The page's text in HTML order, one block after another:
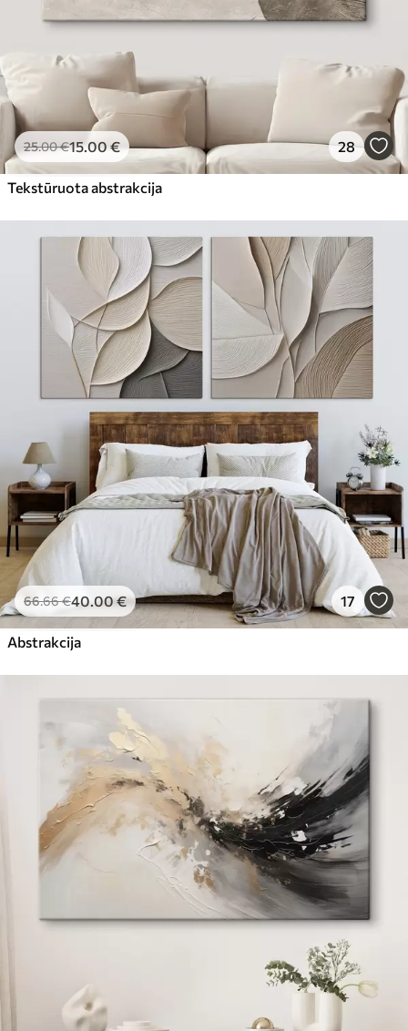
25.00€15.00€ 28
Tekstūruota abstrakcija
66.66€40.00€ 17
Abstrakcija